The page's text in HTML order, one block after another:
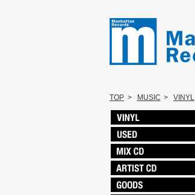
TOP > MUSIC > VINYL